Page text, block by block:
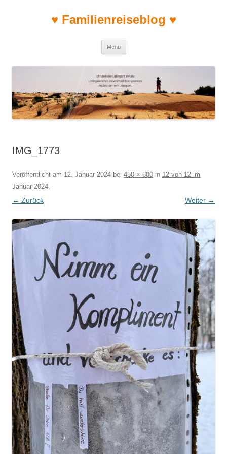
♥ Familienreiseblog ♥
Menü
IMG_1773
Veröffentlicht am 12. Januar 2024 bei 450 × 600 in 12 von 12 im
Januar 2024.
← Zurück Weiter →